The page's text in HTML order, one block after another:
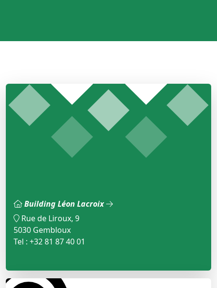
Building Léon Lacroix
Rue de Liroux, 9
5030 Gembloux
Tel : +32 81 87 40 01